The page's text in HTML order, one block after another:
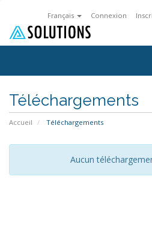
Français Connexion
Téléchargements
Accueil Téléchargements
Aucun